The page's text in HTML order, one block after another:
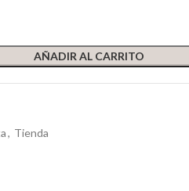
AÑADIR AL CARRITO
, Tienda